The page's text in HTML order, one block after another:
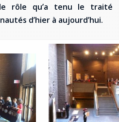
rôle qu’a tenu le traité
d’hier à aujourd’hui.